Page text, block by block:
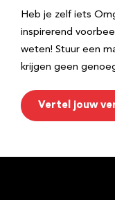
Heb je zelf iets
inspirerend
weten! Stuur een
krijgen geen
Vertel jouw